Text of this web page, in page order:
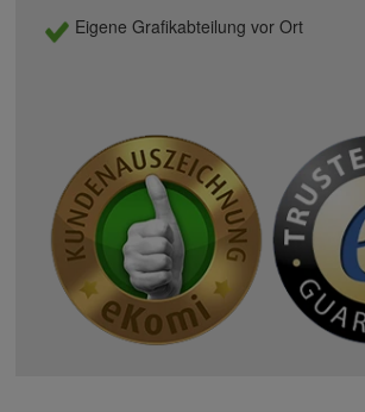
Eigene Grafikabteilung vor Ort